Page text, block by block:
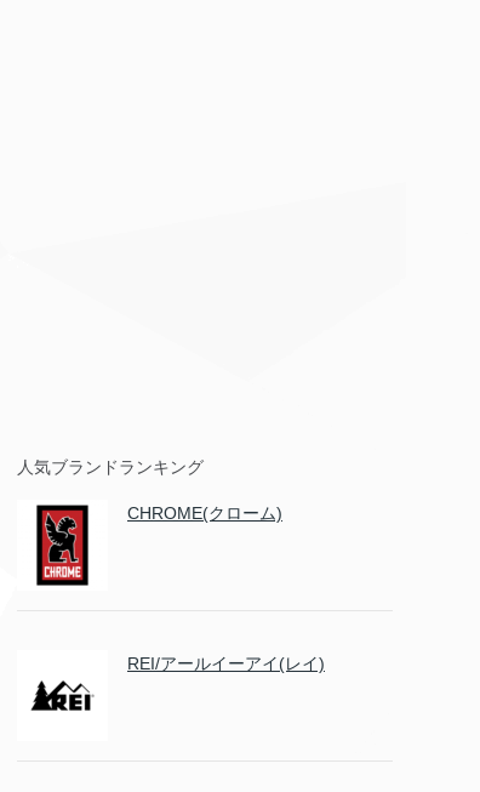
人気ブランドランキング
CHROME(クローム)
REI/アールイーアイ(レイ)